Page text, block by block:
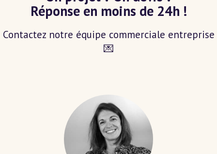
Réponse en moins de 24h !
Contactez notre équipe commerciale entreprise
💌